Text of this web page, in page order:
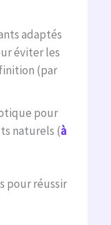
adaptés
éviter les
(par
pour
naturels (à
pour réussir